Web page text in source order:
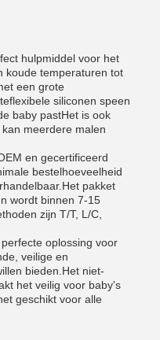
hulpmiddel voor het
koude temperaturen tot
een grote
siliconen speen
baby pastHet is ook
meerdere malen
en gecertificeerd
bestelhoeveelheid
pakket
wordt binnen 7-15
zijn T/T, L/C,
oplossing voor
veilige en
bieden.Het niet-
het veilig voor baby's
geschikt voor alle